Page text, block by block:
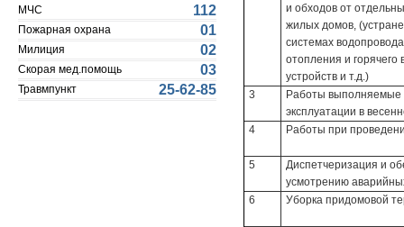
МЧС 112
Пожарная охрана 01
Милиция 02
Скорая мед.помощь 03
Травмпункт 25-62-85
и обходов от
жилых домов,
системах
отопления и горячего
устройств и т.д.)
3
Работы выполняемые
эксплуатации в
4
Работы при
5
Диспетчеризация и
усмотрению
6
Уборка придомовой